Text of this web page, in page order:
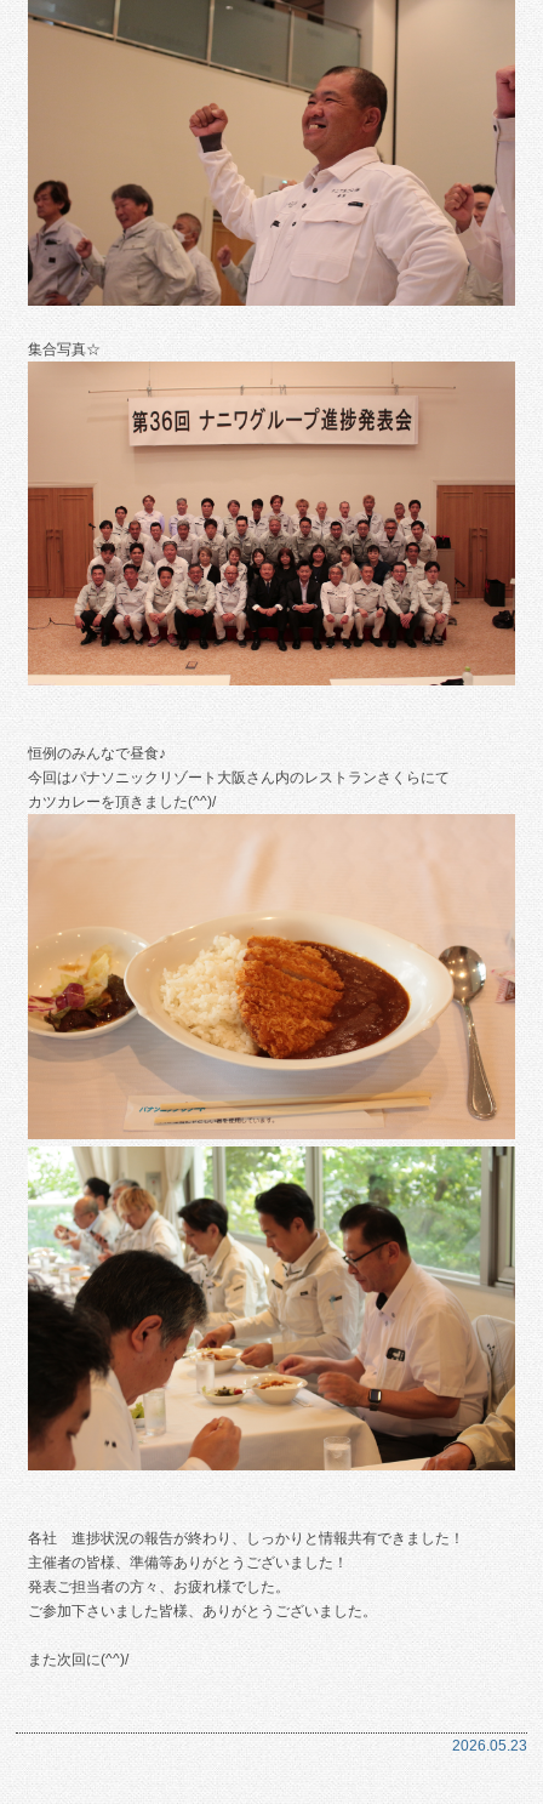
集合写真☆
恒例のみんなで昼食♪
今回はパナソニックリゾート大阪さん内のレストランさくらにて
カツカレーを頂きました(^^)/
各社 進捗状況の報告が終わり、しっかりと情報共有できました！
主催者の皆様、準備等ありがとうございました！
発表ご担当者の方々、お疲れ様でした。
ご参加下さいました皆様、ありがとうございました。
また次回に(^^)/
2026.05.23